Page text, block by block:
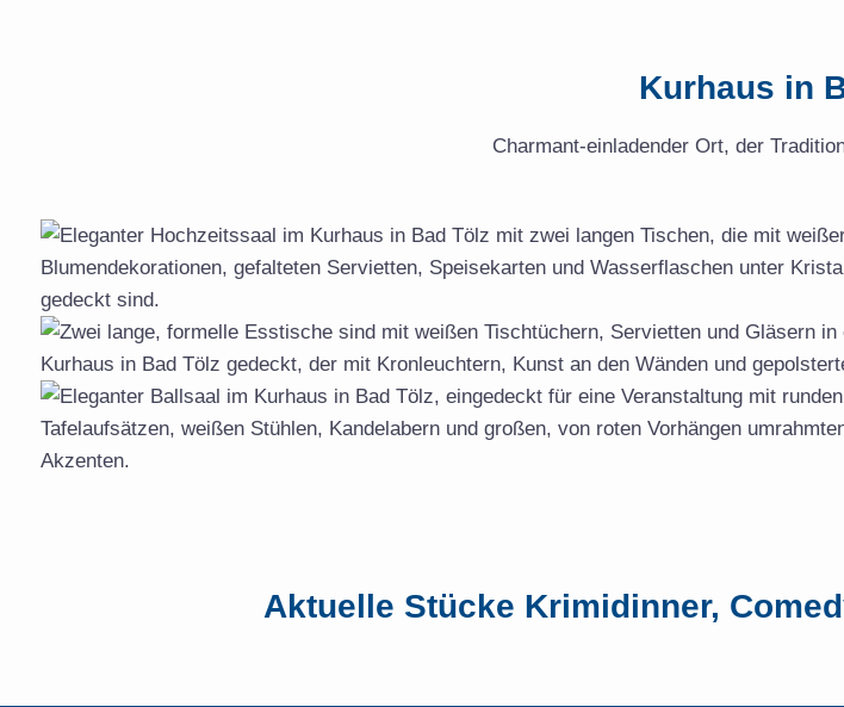
Kurhaus in
Charmant-einladender Ort, der
Aktuelle Stücke Krimidinner,